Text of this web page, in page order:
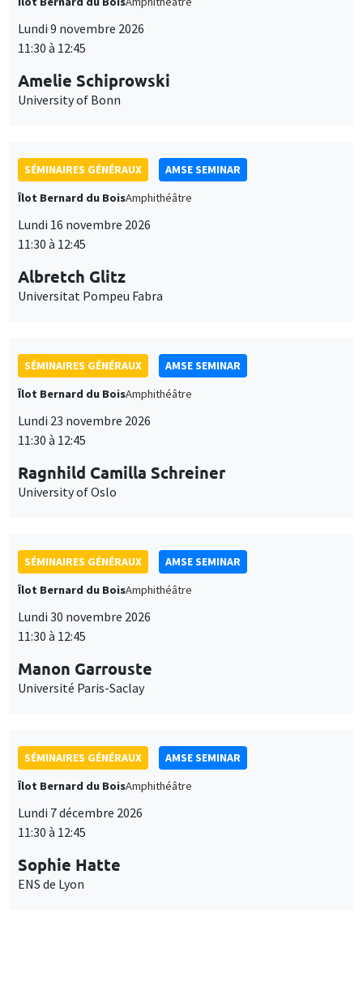
Lundi 9 novembre 2026
11:30 à 12:45
Amelie Schiprowski
University of Bonn
SÉMINAIRES GÉNÉRAUX
AMSE SEMINAR
Îlot Bernard du BoisAmphithéâtre
Lundi 16 novembre 2026
11:30 à 12:45
Albretch Glitz
Universitat Pompeu Fabra
SÉMINAIRES GÉNÉRAUX
AMSE SEMINAR
Îlot Bernard du BoisAmphithéâtre
Lundi 23 novembre 2026
11:30 à 12:45
Ragnhild Camilla Schreiner
University of Oslo
SÉMINAIRES GÉNÉRAUX
AMSE SEMINAR
Îlot Bernard du BoisAmphithéâtre
Lundi 30 novembre 2026
11:30 à 12:45
Manon Garrouste
Université Paris-Saclay
SÉMINAIRES GÉNÉRAUX
AMSE SEMINAR
Îlot Bernard du BoisAmphithéâtre
Lundi 7 décembre 2026
11:30 à 12:45
Sophie Hatte
ENS de Lyon